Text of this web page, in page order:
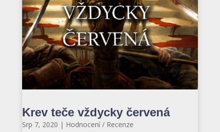
Krev teče vždycky červená
Srp 7, 2020 | Hodnocení / Recenze